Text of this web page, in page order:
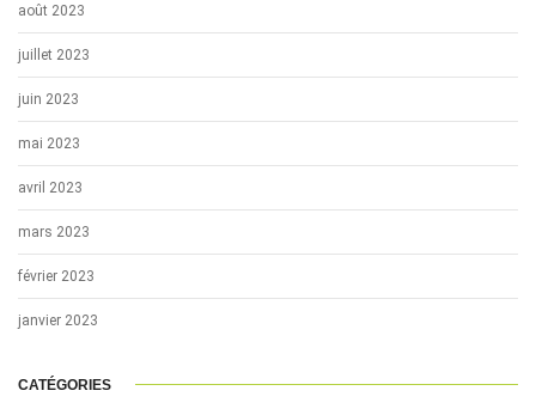
août 2023
juillet 2023
juin 2023
mai 2023
avril 2023
mars 2023
février 2023
janvier 2023
CATÉGORIES